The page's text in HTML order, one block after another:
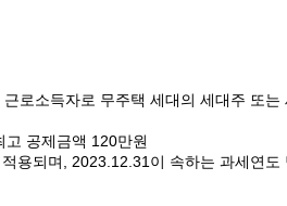
로소득자로 무주택 세대의 세대주 또는
공제금액 120만원
용되며, 2023.12.31이 속하는 과세연도